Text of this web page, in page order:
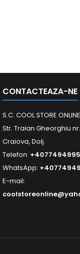
CONTACTEAZA-NE
S.C. COOL STORE
Str. Traian Gheorghiu
Craiova, Dolj.
Telefon:
WhatsApp:
E-mail: